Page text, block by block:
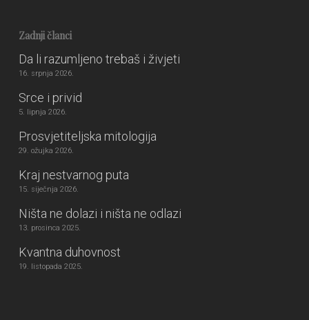
Zadnji članci
Da li razumljeno trebaš i živjeti
16. srpnja 2026.
Srce i privid
5. lipnja 2026.
Prosvjetiteljska mitologija
29. ožujka 2026.
Kraj nestvarnog puta
15. siječnja 2026.
Ništa ne dolazi i ništa ne odlazi
13. prosinca 2025.
Kvantna duhovnost
19. listopada 2025.